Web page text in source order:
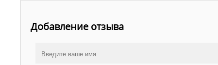
Добавление отзыва